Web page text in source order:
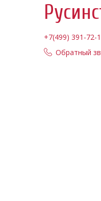
+7(499) 391-72-
Обратный